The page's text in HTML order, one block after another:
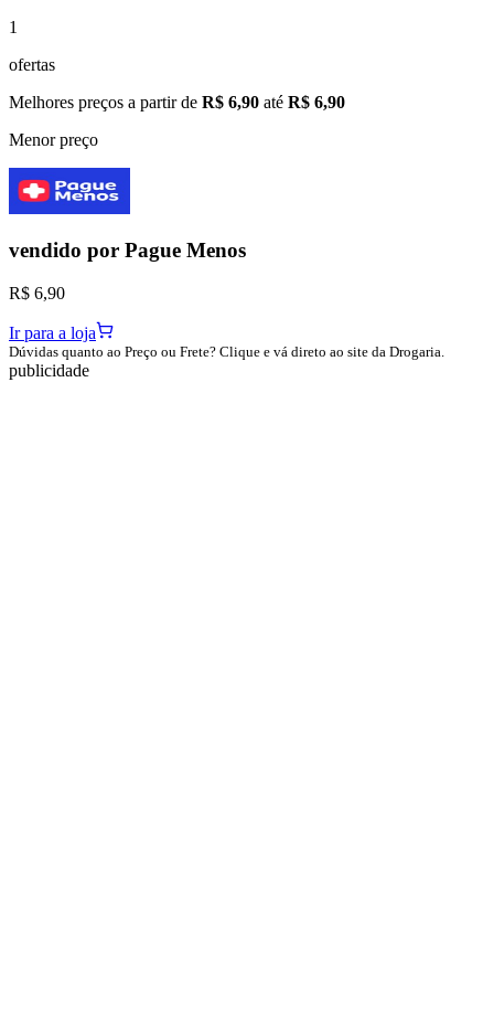
1
ofertas
Melhores preços a partir de R$ 6,90 até R$ 6,90
Menor preço
vendido por Pague Menos
R$ 6,90
Ir para a loja
Dúvidas quanto ao Preço ou Frete? Clique e vá direto ao site da Drogaria.
publicidade